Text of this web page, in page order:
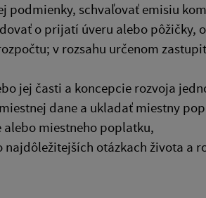
podmienky, schvaľovať emisiu
o prijatí úveru alebo pôžičky,
v rozsahu určenom
jej časti a koncepcie rozvoja
dane a ukladať miestny
miestneho poplatku,
otázkach života a